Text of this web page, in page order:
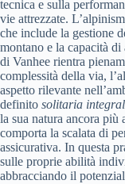
tecnica e sulla
vie attrezzate.
che include la gestione
montano e la capacità
di Vanhee rientra
complessità della via,
aspetto rilevante
definito solitaria
la sua natura ancora più
comporta la scalata di
assicurativa. In questa
sulle proprie abilità
abbracciando il